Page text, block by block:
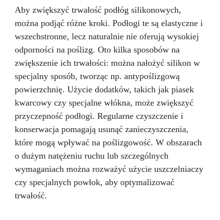
mydeł i produktów kosmetycznych. Obszary
zastosowań: Rękodzieło i modelarstwo
Przemysł kosmetyczny i produkcja mydeł
stałych Dane techniczne: Czas pracy: 30–40
minut Czas utwardzania: 3–5 godzin
Kompatybilny z żywicą epoksydową,
poliuretanem, woskiem, gipsem i lekkimi
materiałami Pure Mold 10 to idealny wybór do
tworzenia unikatowych i profesjonalnych
projektów. Tabela zastosowań Branża
Zastosowania Twardość Shore A Linia
produktów Rękodzieło i modelarstwo
Jubilerstwo, miniatury, mydła i kosmetyki stałe
10–20 Pure Mold Sztuka i rzeźba Rzeźby,
artystyczne odlewy 20–30 Pure Mold
Budownictwo i konstrukcje Formy do betonu,
kamienie dekoracyjne 30 Pure Mold
Prototypowanie Szybkie prototypy, części
mechaniczne 30 Pure Mold Film i efekty
specjalne Protezy i efekty sceniczne 10 Pure
Aby zwiększyć trwałość podłóg silikonowych,
można podjąć różne kroki. Podłogi te są elastyczne i
wszechstronne, lecz naturalnie nie oferują wysokiej
odporności na poślizg. Oto kilka sposobów na
zwiększenie ich trwałości: można nałożyć silikon w
specjalny sposób, tworząc np. antypoślizgową
powierzchnię. Użycie dodatków, takich jak piasek
kwarcowy czy specjalne włókna, może zwiększyć
przyczepność podłogi. Regularne czyszczenie i
konserwacja pomagają usunąć zanieczyszczenia,
które mogą wpływać na poślizgowość. W obszarach
o dużym natężeniu ruchu lub szczególnych
wymaganiach można rozważyć użycie uszczelniaczy
czy specjalnych powłok, aby optymalizować
trwałość.